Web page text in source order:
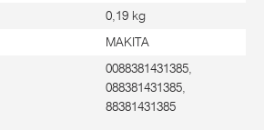
0,19 kg
MAKITA
0088381431385,
088381431385,
88381431385